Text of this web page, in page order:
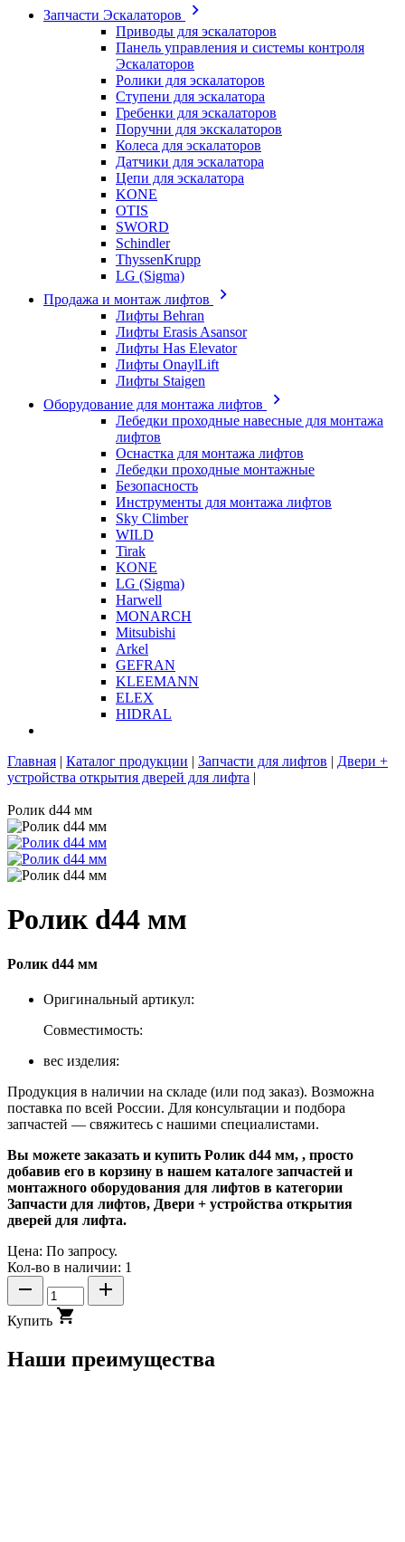
Запчасти Эскалаторов
Приводы для эскалаторов
Панель управления и системы контроля
Эскалаторов
Ролики для эскалаторов
Ступени для эскалатора
Гребенки для эскалаторов
Поручни для экскалаторов
Колеса для эскалаторов
Датчики для эскалатора
Цепи для эскалатора
KONE
OTIS
SWORD
Schindler
ThyssenKrupp
LG (Sigma)
Продажа и монтаж лифтов
Лифты Behran
Лифты Erasis Asansor
Лифты Has Elevator
Лифты OnaylLift
Лифты Staigen
Оборудование для монтажа лифтов
Лебедки проходные навесные для монтажа
лифтов
Оснастка для монтажа лифтов
Лебедки проходные монтажные
Безопасность
Инструменты для монтажа лифтов
Sky Climber
WILD
Tirak
KONE
LG (Sigma)
Harwell
MONARCH
Mitsubishi
Arkel
GEFRAN
KLEEMANN
ELEX
HIDRAL
Главная | Каталог продукции | Запчасти для лифтов | Двери +
устройства открытия дверей для лифта |
Ролик d44 мм
Ролик d44 мм
Ролик d44 мм
Оригинальный артикул:
Совместимость:
вес изделия:
Продукция в наличии на складе (или под заказ). Возможна
поставка по всей России. Для консультации и подбора
запчастей — свяжитесь с нашими специалистами.
Вы можете заказать и купить Ролик d44 мм, , просто
добавив его в корзину в нашем каталоге запчастей и
монтажного оборудования для лифтов в категории
Запчасти для лифтов, Двери + устройства открытия
дверей для лифта.
Цена: По запросу.
Кол-во в наличии: 1
Купить
Наши преимущества